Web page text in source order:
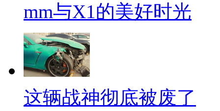
mm与X1的美好时光
这辆战神彻底被废了